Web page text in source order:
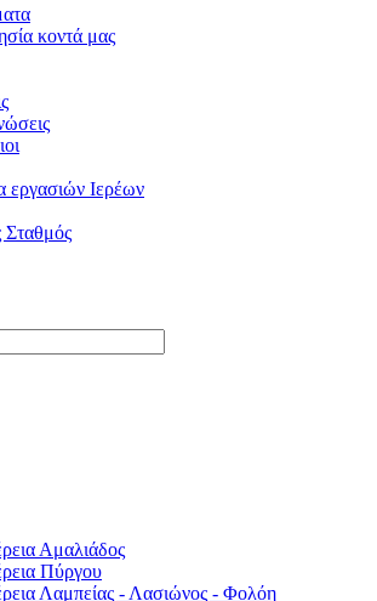
κοντά μας
εργασιών Ιερέων
Σταθμός
Αμαλιάδος
Πύργου
Λαμπείας - Λασιώνος - Φολόη